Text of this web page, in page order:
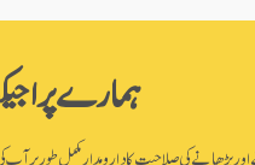
ہمارے
کی صلاحیت کا دارومدار مکمل طور پر آپ